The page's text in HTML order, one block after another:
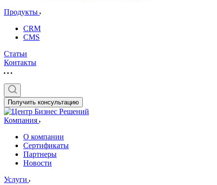
Продукты
CRM
CMS
Статьи
Контакты
Получить консультацию
Компания
О компании
Сертификаты
Партнеры
Новости
Услуги